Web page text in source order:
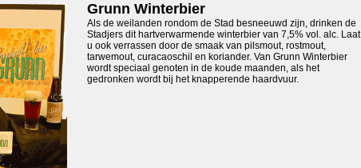
Grunn Winterbier
Als de weilanden rondom de Stad besneeuwd zijn, drinken de
Stadjers dit hartverwarmende winterbier van 7,5% vol. alc. Laat
u ook verrassen door de smaak van pilsmout, rostmout,
tarwemout, curacaoschil en koriander. Van Grunn Winterbier
wordt speciaal genoten in de koude maanden, als het
gedronken wordt bij het knapperende haardvuur.